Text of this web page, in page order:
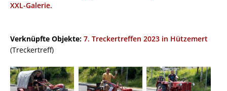
XXL-Galerie.
Verknüpfte Objekte: 7. Treckertreffen 2023 in Hützemert
(Treckertreff)